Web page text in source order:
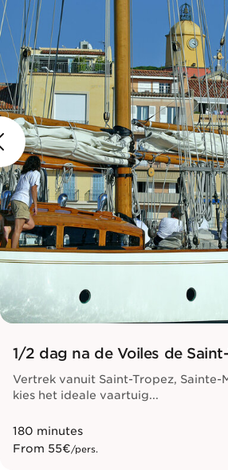
1/2 dag na de Voiles de
Vertrek vanuit Saint-Tropez, Sainte-
kies het ideale vaartuig...
180 minutes
From 55€/pers.